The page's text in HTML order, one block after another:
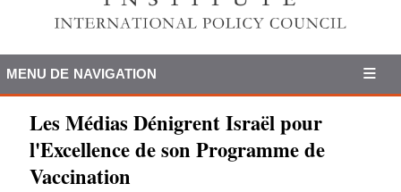
MENU DE NAVIGATION
Les Médias Dénigrent Israël pour
l'Excellence de son Programme de
Vaccination